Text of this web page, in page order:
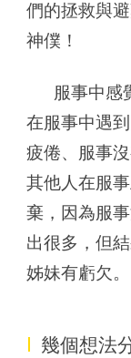
們的拯救與
神僕！
服事中感
在服事中遇
疲倦、服事
其他人在服
棄，因為服
出很多，但
姊妹有虧欠。
幾個想法